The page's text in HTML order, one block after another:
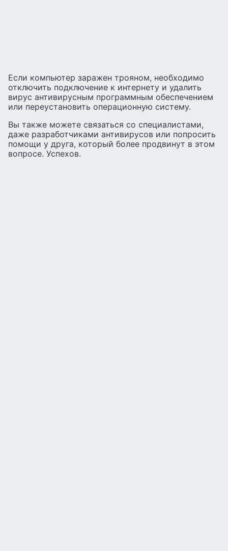
Если компьютер заражен трояном, необходимо
отключить подключение к интернету и удалить
вирус антивирусным программным обеспечением
или переустановить операционную систему.
Вы также можете связаться со специалистами,
даже разработчиками антивирусов или попросить
помощи у друга, который более продвинут в этом
вопросе. Успехов.